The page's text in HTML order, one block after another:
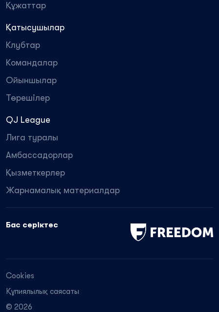
Құжаттар
Қатысушылар
Клубтар
Командалар
Ойыншылар
Төрешілер
QJ League
Лига туралы
Амбассадорлар
Қызметкерлер
Жарнамалық материалдар
Бас серіктес
© 2026
Cookies
Құпиялылық саясаты